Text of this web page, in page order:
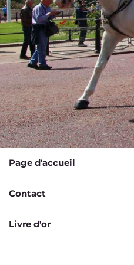
Page d'accueil
Contact
Livre d'or